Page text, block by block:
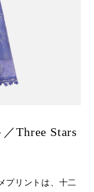
Three Stars
プリントは、十二